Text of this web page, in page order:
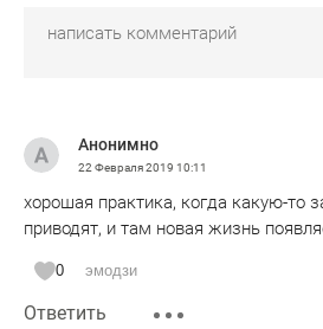
Анонимно
22 Февраля 2019 10:11
хорошая практика, когда какую-то
приводят, и там новая жизнь
0 эмодзи
Ответить